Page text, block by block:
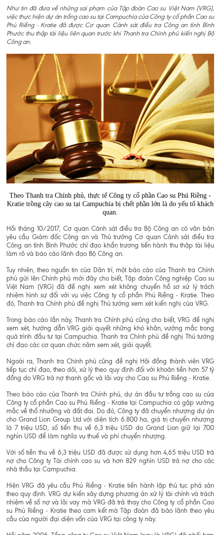
Như tin đã đưa về những sai phạm của Tập đoàn Cao su Việt Nam (VRG),
việc thực hiện dự án trồng cao su tại Campuchia của Công ty cổ phần Cao su
Phú Riềng - Kratie đã được Cơ quan Cảnh sát điều tra Công an tỉnh Bình
Phước thu thập tài liệu liên quan trước khi Thanh tra Chính phủ kiến nghị Bộ
Công an.
Theo Thanh tra Chính phủ, thực tế Công ty cổ phần Cao su Phú Riềng -
Kratie trồng cây cao su tại Campuchia bị chết phần lớn là do yếu tố khách
quan.
Hồi tháng 10/2017, Cơ quan Cảnh sát điều tra Bộ Công an có văn bản
yêu cầu Giám đốc Công an và Thủ trưởng Cơ quan Cảnh sát điều tra
Công an tỉnh Bình Phước chỉ đạo khẩn trương tiến hành thu thập tài liệu
làm rõ và báo cáo lãnh đạo Bộ Công an.
Tuy nhiên, theo nguồn tin của Dân trí, một báo cáo của Thanh tra Chính
phủ gửi lên Chính phủ mới đây cho biết, Tập đoàn Công nghiệp Cao su
Việt Nam (VRG) đã đề nghị xem xét không chuyển hồ sơ xử lý trách
nhiệm hình sự đối với vụ việc Công ty cổ phần Phú Riềng - Kratie. Theo
đó, Thanh tra Chính phủ đề nghị Thủ tướng xem xét kiến nghị của VRG.
Trong báo cáo lần này, Thanh tra Chính phủ cũng cho biết, VRG đề nghị
xem xét, hướng dẫn VRG giải quyết những khó khăn, vướng mắc trong
quá trình đầu tư tại Campuchia. Thanh tra Chính phủ đề nghị Thủ tướng
chỉ đạo các cơ quan chức năm xem xét, giải quyết.
Ngoài ra, Thanh tra Chính phủ cũng đề nghị Hội đồng thành viên VRG
tiếp tục chỉ đạo, theo dõi, xử lý theo quy định đối với khoản tiền hơn 57 tỷ
đồng do VRG trả nợ thanh gốc và lãi vay cho Cao su Phú Riềng - Kratie.
Theo báo cáo của Thanh tra Chính phủ, dự án đầu tư trồng cao su của
Công ty cổ phần Cao su Phú Riềng - Kratie tại Campuchia có gặp vướng
mắc về thổ nhưỡng và đất đai. Do đó, Công ty đã chuyển nhượng dự án
cho Grand Lion Group Ltd với diện tích 6.800 ha, giá trị chuyển nhượng
là 7 triệu USD, số tiền thu về 6,3 triệu USD do Grand Lion giữ lại 700
nghìn USD để làm nghĩa vụ thuế và phí chuyển nhượng.
Với số tiền thu về 6,3 triệu USD đã được sử dụng hơn 4,65 triệu USD trả
nợ cho Công ty Tài chính cao su và hơn 829 nghìn USD trả nợ cho các
nhà thầu tại Campuchia.
Hiện VRG đã yêu cầu Phú Riềng - Kratie tiến hành lập thủ tục phá sản
theo quy định. VRG dự kiến xây dựng phương án xử lý tài chính và trách
nhiệm về số nợ và lãi vay mà VRG đã trả thay cho Công ty cổ phần Cao
su Phú Riềng - Kratie theo cam kết mà Tập đoàn đã bảo lãnh theo yêu
cầu của người đại diện vốn của VRG tại công ty này.